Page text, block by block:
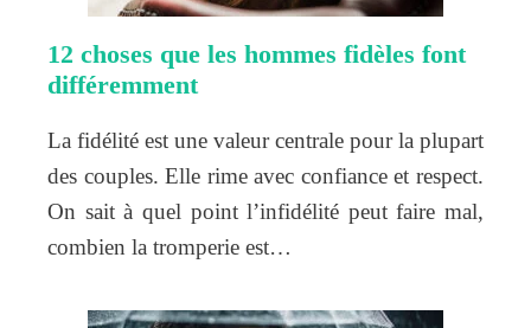
12 choses que les hommes fidèles font
différemment
La fidélité est une valeur centrale pour la plupart
des couples. Elle rime avec confiance et respect.
On sait à quel point l’infidélité peut faire mal,
combien la tromperie est…